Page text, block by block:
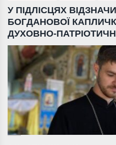
У ПІДЛІСЦЯХ
БОГДАНОВОЇ
ДУХОВНО-